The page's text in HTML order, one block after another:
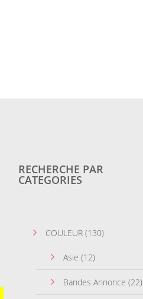
RECHERCHE PAR
CATEGORIES
COULEUR (130)
Asie (12)
Bandes Annonce (22)